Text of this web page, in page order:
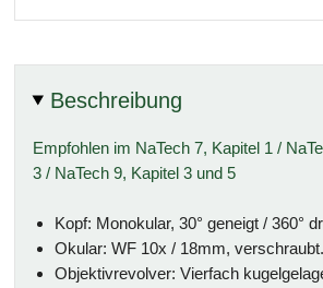
Beschreibung
Empfohlen im NaTech 7, Kapitel 1 /
3 / NaTech 9, Kapitel 3 und 5
Kopf: Monokular, 30° geneigt / 360°
Okular: WF 10x / 18mm, verschraubt.
Objektivrevolver: Vierfach